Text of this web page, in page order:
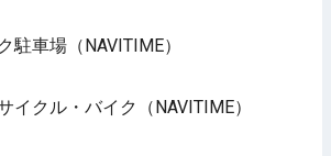
駐車場（NAVITIME）
イクル・バイク（NAVITIME）